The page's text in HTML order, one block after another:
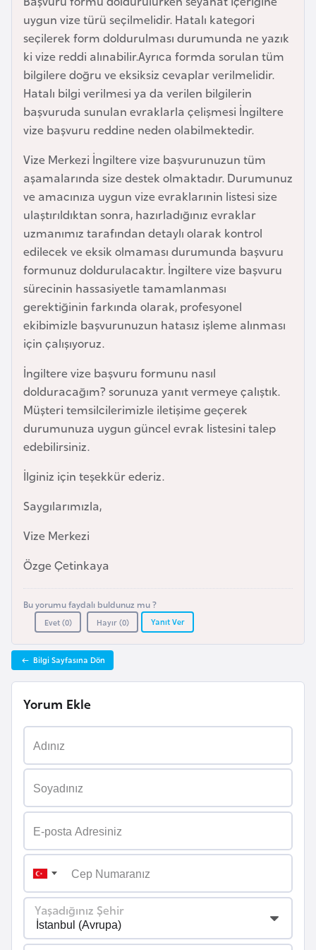
uygun vize türü seçilmelidir. Hatalı kategori
seçilerek form doldurulması durumunda ne yazık
ki vize reddi alınabilir.Ayrıca formda sorulan tüm
bilgilere doğru ve eksiksiz cevaplar verilmelidir.
Hatalı bilgi verilmesi ya da verilen bilgilerin
başvuruda sunulan evraklarla çelişmesi İngiltere
vize başvuru reddine neden olabilmektedir.
Vize Merkezi İngiltere vize başvurunuzun tüm
aşamalarında size destek olmaktadır. Durumunuz
ve amacınıza uygun vize evraklarınin listesi size
ulaştırıldıktan sonra, hazırladığınız evraklar
uzmanımız tarafından detaylı olarak kontrol
edilecek ve eksik olmaması durumunda başvuru
formunuz doldurulacaktır. İngiltere vize başvuru
sürecinin hassasiyetle tamamlanması
gerektiğinin farkında olarak, profesyonel
ekibimizle başvurunuzun hatasız işleme alınması
için çalışıyoruz.
İngiltere vize başvuru formunu nasıl
dolduracağım? sorunuza yanıt vermeye çalıştık.
Müşteri temsilcilerimizle iletişime geçerek
durumunuza uygun güncel evrak listesini talep
edebilirsiniz.
İlginiz için teşekkür ederiz.
Saygılarımızla,
Vize Merkezi
Özge Çetinkaya
Bu yorumu faydalı buldunuz mu ?
Evet (0) Hayır (0) Yanıt Ver
Bilgi Sayfasına Dön
Yorum Ekle
Yaşadığınız Şehir
l
g
a
r
i
s
t
a
n
B
u
r
k
i
n
a
F
a
s
o
Ç
a
Ç
k
C
m
h
r
i
y
e
t
e
z
y
r
C